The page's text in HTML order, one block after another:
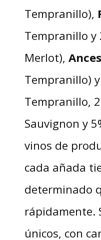
Tempranillo),
Tempranillo y
Merlot),
Tempranillo) y
Tempranillo,
Sauvignon y
vinos de
cada añada
determinado
rápidamente.
únicos, con